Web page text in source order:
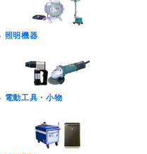
照明機器
電動工具・小物